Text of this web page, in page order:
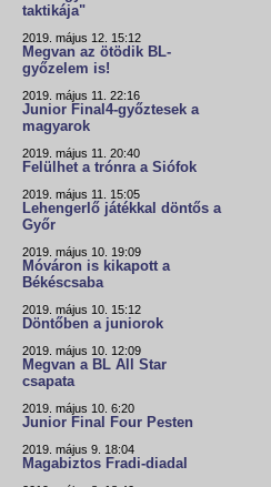
taktikája"
2019. május 12. 15:12
Megvan az ötödik BL-
győzelem is!
2019. május 11. 22:16
Junior Final4-győztesek a
magyarok
2019. május 11. 20:40
Felülhet a trónra a Siófok
2019. május 11. 15:05
Lehengerlő játékkal döntős a
Győr
2019. május 10. 19:09
Móváron is kikapott a
Békéscsaba
2019. május 10. 15:12
Döntőben a juniorok
2019. május 10. 12:09
Megvan a BL All Star
csapata
2019. május 10. 6:20
Junior Final Four Pesten
2019. május 9. 18:04
Magabiztos Fradi-diadal